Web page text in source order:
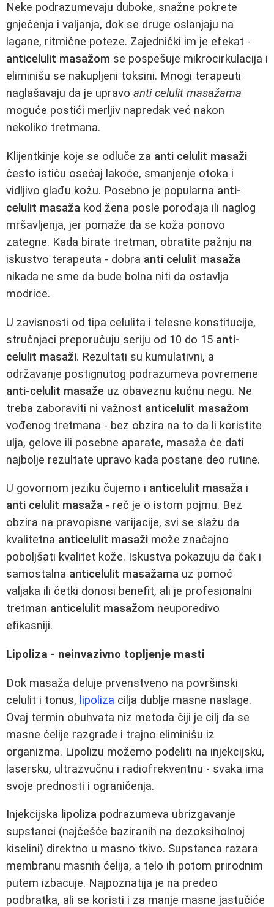
Neke podrazumevaju duboke, snažne pokrete
gnječenja i valjanja, dok se druge oslanjaju na
lagane, ritmične poteze. Zajednički im je efekat -
anticelulit masažom se pospešuje mikrocirkulacija i
eliminišu se nakupljeni toksini. Mnogi terapeuti
naglašavaju da je upravo anti celulit masažama
moguće postići merljiv napredak već nakon
nekoliko tretmana.
Klijentkinje koje se odluče za anti celulit masaži
često ističu osećaj lakoće, smanjenje otoka i
vidljivo glađu kožu. Posebno je popularna anti-
celulit masaža kod žena posle porođaja ili naglog
mršavljenja, jer pomaže da se koža ponovo
zategne. Kada birate tretman, obratite pažnju na
iskustvo terapeuta - dobra anti celulit masaža
nikada ne sme da bude bolna niti da ostavlja
modrice.
U zavisnosti od tipa celulita i telesne konstitucije,
stručnjaci preporučuju seriju od 10 do 15 anti-
celulit masaži. Rezultati su kumulativni, a
održavanje postignutog podrazumeva povremene
anti-celulit masaže uz obaveznu kućnu negu. Ne
treba zaboraviti ni važnost anticelulit masažom
vođenog tretmana - bez obzira na to da li koristite
ulja, gelove ili posebne aparate, masaža će dati
najbolje rezultate upravo kada postane deo rutine.
U govornom jeziku čujemo i anticelulit masaža i
anti celulit masaža - reč je o istom pojmu. Bez
obzira na pravopisne varijacije, svi se slažu da
kvalitetna anticelulit masaži može značajno
poboljšati kvalitet kože. Iskustva pokazuju da čak i
samostalna anticelulit masažama uz pomoć
valjaka ili četki donosi benefit, ali je profesionalni
tretman anticelulit masažom neuporedivo
efikasniji.
Lipoliza - neinvazivno topljenje masti
Dok masaža deluje prvenstveno na površinski
celulit i tonus, lipoliza cilja dublje masne naslage.
Ovaj termin obuhvata niz metoda čiji je cilj da se
masne ćelije razgrade i trajno eliminišu iz
organizma. Lipolizu možemo podeliti na injekcijsku,
lasersku, ultrazvučnu i radiofrekventnu - svaka ima
svoje prednosti i ograničenja.
Injekcijska lipoliza podrazumeva ubrizgavanje
supstanci (najčešće baziranih na dezoksiholnoj
kiselini) direktno u masno tkivo. Supstanca razara
membranu masnih ćelija, a telo ih potom prirodnim
putem izbacuje. Najpoznatija je na predeo
podbratka, ali se koristi i za manje masne jastučiće